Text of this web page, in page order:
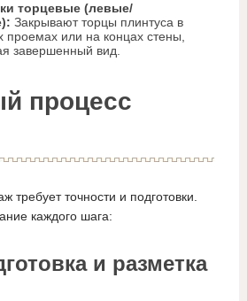
торцевые (левые/
Закрывают торцы плинтуса в
проемах или на концах стены,
завершенный вид.
процесс
требует точности и подготовки.
каждого шага:
и разметка